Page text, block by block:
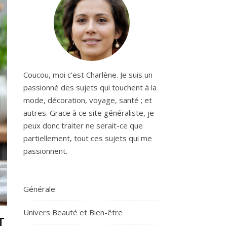
Coucou, moi c’est Charlène. Je suis un
passionné des sujets qui touchent à la
mode, décoration, voyage, santé ; et
autres. Grace à ce site généraliste, je
peux donc traiter ne serait-ce que
partiellement, tout ces sujets qui me
passionnent.
Générale
Univers Beauté et Bien-être